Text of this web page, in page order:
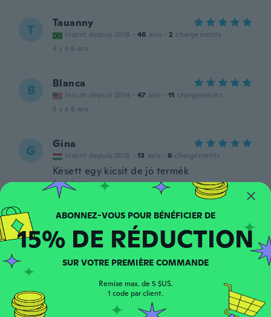
T Tauanny
Inscrit depuis 2016 · 46 avis · 2 chargements
il y a 6 ans
B Blanca
Inscrit depuis 2014 · 47 avis · 11 chargements
il y a 6 ans
G Gina
Inscrit depuis 2018 · 13 avis · 6 chargements
Késett egy kicsit de jó termék
il y a 6 ans
K Kolsom
Inscrit depuis 2018 · 19 avis
il y a 6 ans
Inscrit depuis 2016 avis
15% DE RÉDUCTION
SUR VOTRE PREMIÈRE COMMANDE
Remise max. de 5 $US.
1 code par client.